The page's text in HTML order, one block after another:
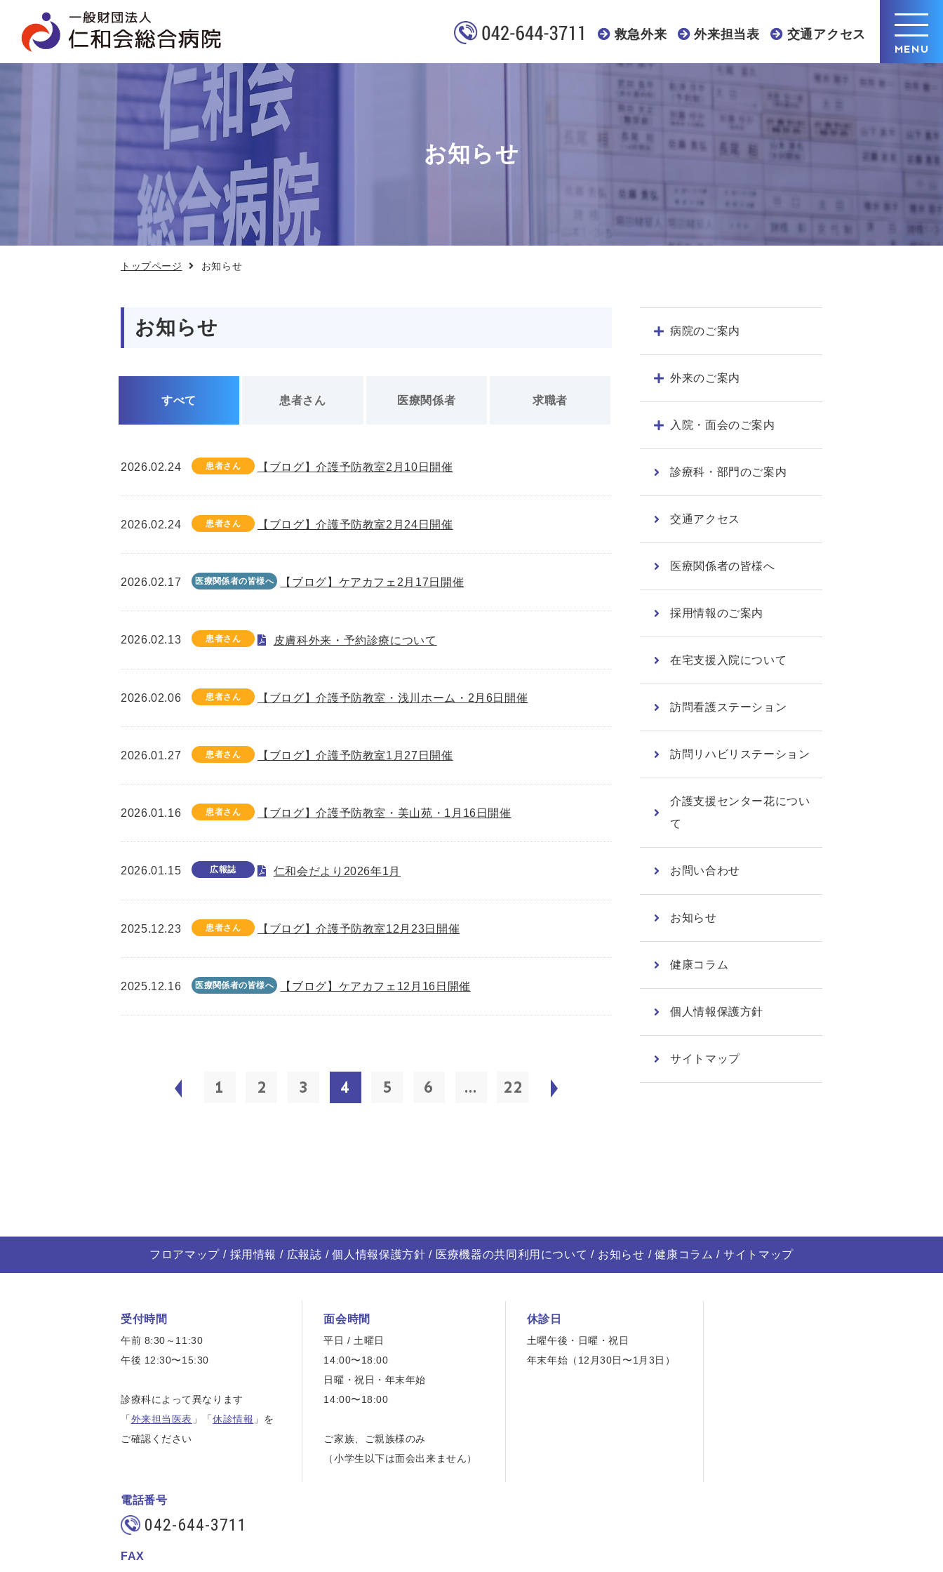
救急外来 外来担当表 交通アクセス
MENU
お知らせ
トップページ お知らせ
お知らせ
すべて 患者さん 医療関係者 求職者
2026.02.24 患者さん 【ブログ】介護予防教室2月10日開催
2026.02.24 患者さん 【ブログ】介護予防教室2月24日開催
2026.02.17 医療関係者の皆様へ 【ブログ】ケアカフェ2月17日開催
2026.02.13 患者さん 皮膚科外来・予約診療について
2026.02.06 患者さん 【ブログ】介護予防教室・浅川ホーム・2月6日開催
2026.01.27 患者さん 【ブログ】介護予防教室1月27日開催
2026.01.16 患者さん 【ブログ】介護予防教室・美山苑・1月16日開催
2026.01.15 広報誌 仁和会だより2026年1月
2025.12.23 患者さん 【ブログ】介護予防教室12月23日開催
2025.12.16 医療関係者の皆様へ 【ブログ】ケアカフェ12月16日開催
1 2 3 4 5 6 ... 22
病院のご案内
外来のご案内
入院・面会のご案内
診療科・部門のご案内
交通アクセス
医療関係者の皆様へ
採用情報のご案内
在宅支援入院について
訪問看護ステーション
訪問リハビリステーション
介護支援センター花につい
て
お問い合わせ
お知らせ
健康コラム
個人情報保護方針
サイトマップ
フロアマップ 採用情報 広報誌 個人情報保護方針 医療機器の共同利用について お知らせ 健康コラム サイトマップ
受付時間
午前 8:30～11:30
午後 12:30〜15:30
診療科によって異なります
「外来担当医表 」「休診情報 」を
ご確認ください
面会時間
平日 / 土曜日
14:00〜18:00
日曜・祝日・年末年始
14:00〜18:00
ご家族、ご親族様のみ
（小学生以下は面会出来ません）
休診日
土曜午後・日曜・祝日
年末年始（12月30日〜1月3日）
電話番号
042-644-3711
FAX